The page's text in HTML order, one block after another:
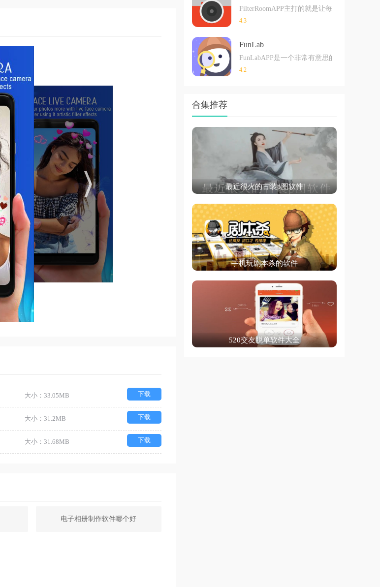
大小：33.05MB 下载
大小：31.2MB 下载
大小：31.68MB 下载
电子相册制作软件哪个好
FilterRoomAPP主打的就是让每一张旧照片
4.3
FunLab
FunLabAPP是一个非常有意思的社交平台，
4.2
合集推荐
最近很火的古装p图软件
手机玩剧本杀的软件
520交友脱单软件大全